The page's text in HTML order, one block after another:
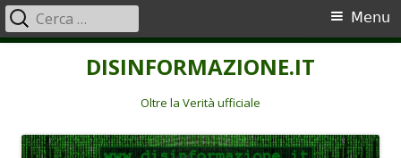
DISINFORMAZIONE.IT
Oltre la Verità ufficiale
Menu
principale
Menu
Ricerca
per: